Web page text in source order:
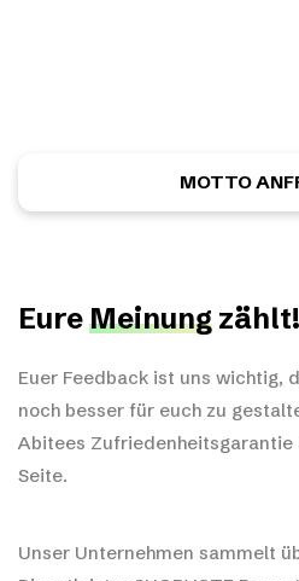
MOTTO
EureMeinung zählt!
Euer Feedback ist uns wichtig,
noch besser für euch zu
Abitees
Seite.
Unser Unternehmen sammelt